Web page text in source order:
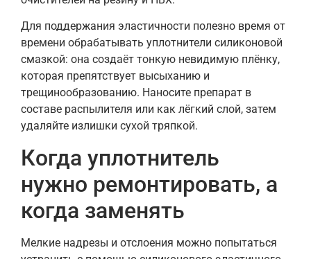
Для поддержания эластичности полезно время от
времени обрабатывать уплотнители силиконовой
смазкой: она создаёт тонкую невидимую плёнку,
которая препятствует высыханию и
трещинообразованию. Наносите препарат в
составе распылителя или как лёгкий слой, затем
удаляйте излишки сухой тряпкой.
Когда уплотнитель
нужно ремонтировать, а
когда заменять
Мелкие надрезы и отслоения можно попытаться